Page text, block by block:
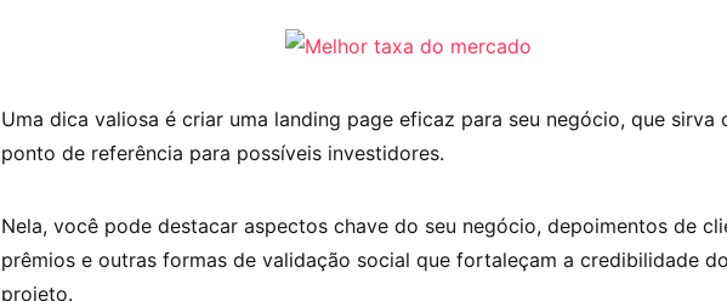
Uma dica valiosa é criar uma landing page eficaz para seu negócio, que sirva
ponto de referência para possíveis investidores.
Nela, você pode destacar aspectos chave do seu negócio, depoimentos de
prêmios e outras formas de validação social que fortaleçam a credibilidade
projeto.